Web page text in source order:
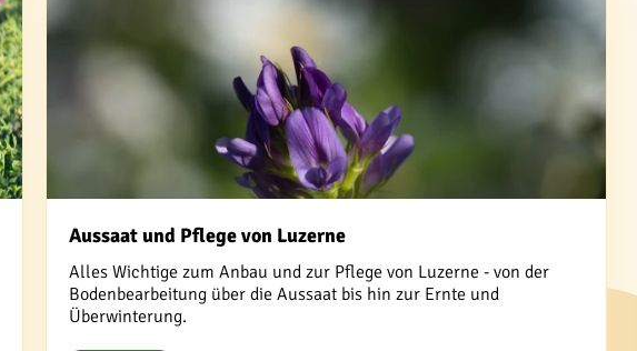
Aussaat und Pflege von Luzerne
Alles Wichtige zum Anbau und zur Pflege von Luzerne - von der
Bodenbearbeitung über die Aussaat bis hin zur Ernte und
Überwinterung.